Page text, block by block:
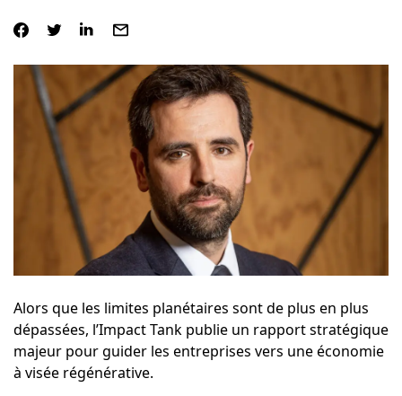
Alors que les limites planétaires sont de plus en plus
dépassées, l’Impact Tankpublie un rapport stratégique
majeur pour guider les entreprises vers une économie
à visée régénérative.